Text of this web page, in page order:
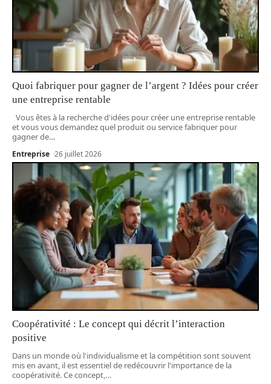
Quoi fabriquer pour gagner de l’argent ? Idées pour créer
une entreprise rentable
Vous êtes à la recherche d'idées pour créer une entreprise rentable
et vous vous demandez quel produit ou service fabriquer pour
gagner de…
Entreprise 26 juillet 2026
Coopérativité : Le concept qui décrit l’interaction
positive
Dans un monde où l'individualisme et la compétition sont souvent
mis en avant, il est essentiel de redécouvrir l'importance de la
coopérativité. Ce concept,…